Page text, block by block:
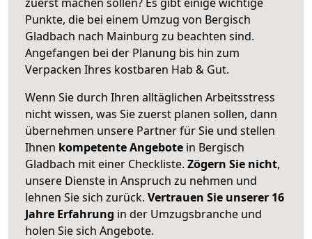
Punkte, die bei einem Umzug von Bergisch
Gladbach nach Mainburg zu beachten sind.
Angefangen bei der Planung bis hin zum
Verpacken Ihres kostbaren Hab & Gut.
Wenn Sie durch Ihren alltäglichen Arbeitsstress
nicht wissen, was Sie zuerst planen sollen, dann
übernehmen unsere Partner für Sie und stellen
Ihnen kompetente Angebote in Bergisch
Gladbach mit einer Checkliste. Zögern Sie nicht,
unsere Dienste in Anspruch zu nehmen und
lehnen Sie sich zurück. Vertrauen Sie unserer 16
Jahre Erfahrung in der Umzugsbranche und
holen Sie sich Angebote.